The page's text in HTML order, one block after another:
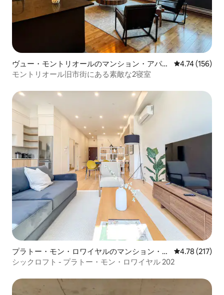
ヴュー・モントリオールのマンション・アパー
ト
レビュー156
4.74 (156)
モントリオール旧市街にある素敵な2寝室
プラトー・モン・ロワイヤルのマンション・ア
パート
レビュー217
4.78 (217)
シックロフト - プラトー・モン・ロワイヤル 202